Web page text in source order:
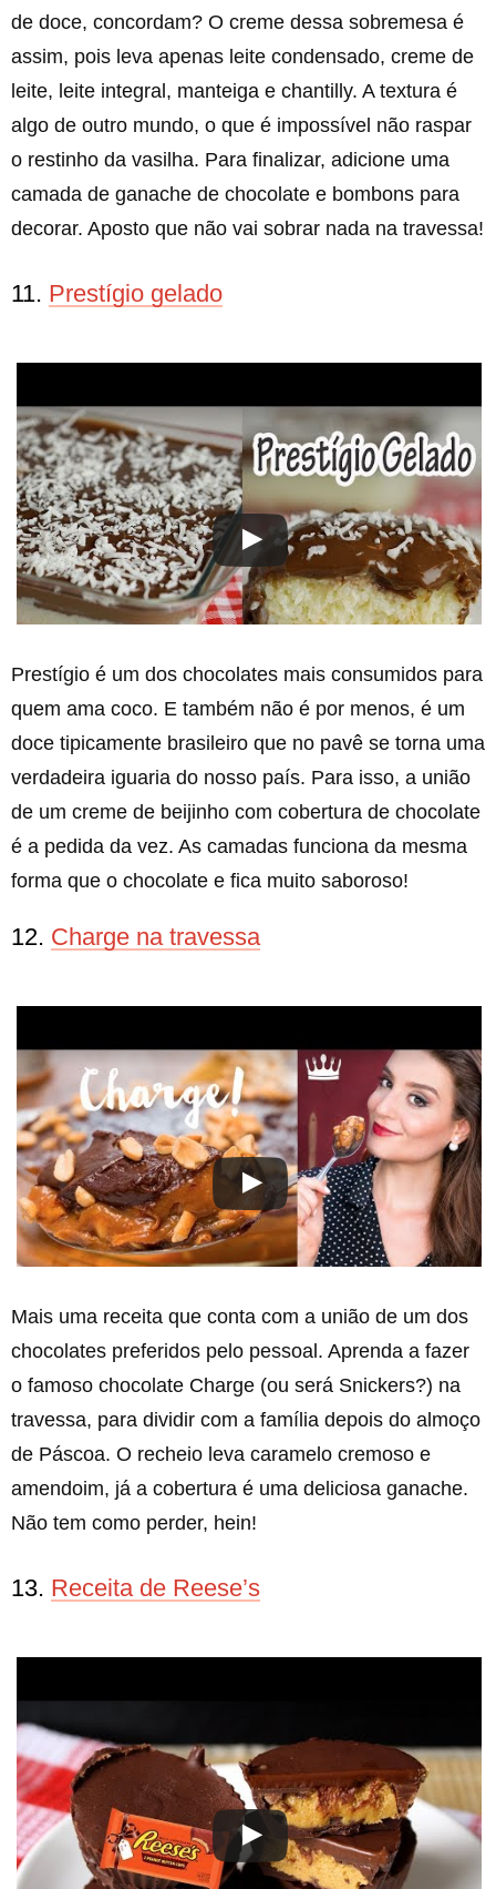
de doce, concordam? O creme dessa sobremesa é
assim, pois leva apenas leite condensado, creme de
leite, leite integral, manteiga e chantilly. A textura é
algo de outro mundo, o que é impossível não raspar
o restinho da vasilha. Para finalizar, adicione uma
camada de ganache de chocolate e bombons para
decorar. Aposto que não vai sobrar nada na travessa!
11. Prestígio gelado
Prestígio é um dos chocolates mais consumidos para
quem ama coco. E também não é por menos, é um
doce tipicamente brasileiro que no pavê se torna uma
verdadeira iguaria do nosso país. Para isso, a união
de um creme de beijinho com cobertura de chocolate
é a pedida da vez. As camadas funciona da mesma
forma que o chocolate e fica muito saboroso!
12. Charge na travessa
Mais uma receita que conta com a união de um dos
chocolates preferidos pelo pessoal. Aprenda a fazer
o famoso chocolate Charge (ou será Snickers?) na
travessa, para dividir com a família depois do almoço
de Páscoa. O recheio leva caramelo cremoso e
amendoim, já a cobertura é uma deliciosa ganache.
Não tem como perder, hein!
13. Receita de Reese’s